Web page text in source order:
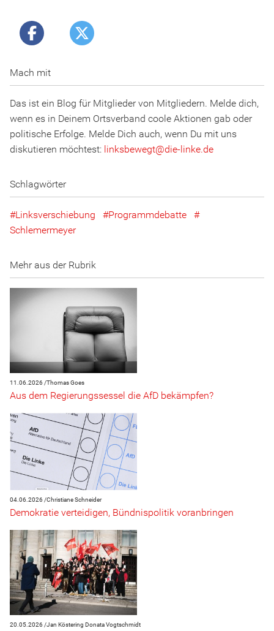
Mach mit
Das ist ein Blog für Mitglieder von Mitgliedern. Melde dich,
wenn es in Deinem Ortsverband coole Aktionen gab oder
politische Erfolge. Melde Dich auch, wenn Du mit uns
diskutieren möchtest: linksbewegt@die-l inke.de
Schlagwörter
Linksverschiebung
Programmdebatte
Schlemermeyer
Mehr aus der Rubrik
11.06.2026 /Thomas Goes
Aus dem Regierungssessel die AfD bekämpfen?
04.06.2026 /Christiane Schneider
Demokratie verteidigen, Bündnispolitik voranbringen
20.05.2026 /Jan Köstering Donata Vogtschmidt